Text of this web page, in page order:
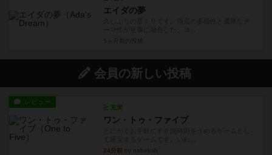
エイダの夢
会員の新しい投稿
レビュー
充実
ワン・トゥ・ファイブ
24分前